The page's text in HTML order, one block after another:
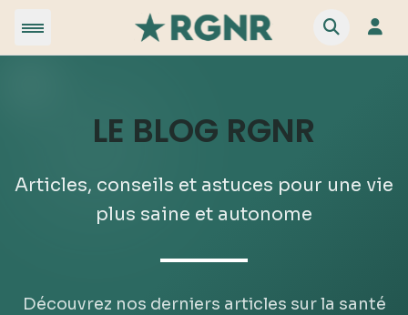
LE BLOG RGNR
Articles, conseils et astuces pour une vie
plus saine et autonome
Découvrez nos derniers articles sur la santé